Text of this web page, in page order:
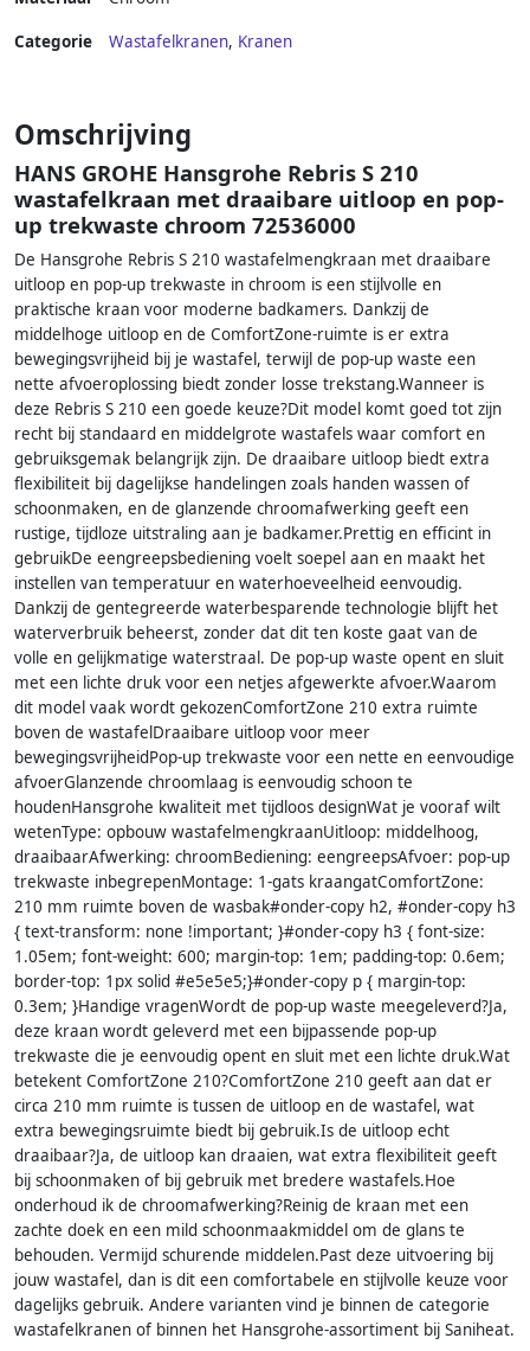
Categorie Wastafelkranen, Kranen
Omschrijving
HANS GROHE Hansgrohe Rebris S 210
wastafelkraan met draaibare uitloop en pop-
up trekwaste chroom 72536000
De Hansgrohe Rebris S 210 wastafelmengkraan met draaibare
uitloop en pop-up trekwaste in chroom is een stijlvolle en
praktische kraan voor moderne badkamers. Dankzij de
middelhoge uitloop en de ComfortZone-ruimte is er extra
bewegingsvrijheid bij je wastafel, terwijl de pop-up waste een
nette afvoeroplossing biedt zonder losse trekstang.Wanneer is
deze Rebris S 210 een goede keuze?Dit model komt goed tot zijn
recht bij standaard en middelgrote wastafels waar comfort en
gebruiksgemak belangrijk zijn. De draaibare uitloop biedt extra
flexibiliteit bij dagelijkse handelingen zoals handen wassen of
schoonmaken, en de glanzende chroomafwerking geeft een
rustige, tijdloze uitstraling aan je badkamer.Prettig en efficint in
gebruikDe eengreepsbediening voelt soepel aan en maakt het
instellen van temperatuur en waterhoeveelheid eenvoudig.
Dankzij de gentegreerde waterbesparende technologie blijft het
waterverbruik beheerst, zonder dat dit ten koste gaat van de
volle en gelijkmatige waterstraal. De pop-up waste opent en sluit
met een lichte druk voor een netjes afgewerkte afvoer.Waarom
dit model vaak wordt gekozenComfortZone 210 extra ruimte
boven de wastafelDraaibare uitloop voor meer
bewegingsvrijheidPop-up trekwaste voor een nette en eenvoudige
afvoerGlanzende chroomlaag is eenvoudig schoon te
houdenHansgrohe kwaliteit met tijdloos designWat je vooraf wilt
wetenType: opbouw wastafelmengkraanUitloop: middelhoog,
draaibaarAfwerking: chroomBediening: eengreepsAfvoer: pop-up
trekwaste inbegrepenMontage: 1-gats kraangatComfortZone:
210 mm ruimte boven de wasbak#onder-copy h2, #onder-copy h3
{ text-transform: none !important; }#onder-copy h3 { font-size:
1.05em; font-weight: 600; margin-top: 1em; padding-top: 0.6em;
border-top: 1px solid #e5e5e5;}#onder-copy p { margin-top:
0.3em; }Handige vragenWordt de pop-up waste meegeleverd?Ja,
deze kraan wordt geleverd met een bijpassende pop-up
trekwaste die je eenvoudig opent en sluit met een lichte druk.Wat
betekent ComfortZone 210?ComfortZone 210 geeft aan dat er
circa 210 mm ruimte is tussen de uitloop en de wastafel, wat
extra bewegingsruimte biedt bij gebruik.Is de uitloop echt
draaibaar?Ja, de uitloop kan draaien, wat extra flexibiliteit geeft
bij schoonmaken of bij gebruik met bredere wastafels.Hoe
onderhoud ik de chroomafwerking?Reinig de kraan met een
zachte doek en een mild schoonmaakmiddel om de glans te
behouden. Vermijd schurende middelen.Past deze uitvoering bij
jouw wastafel, dan is dit een comfortabele en stijlvolle keuze voor
dagelijks gebruik. Andere varianten vind je binnen de categorie
wastafelkranen of binnen het Hansgrohe-assortiment bij Saniheat.